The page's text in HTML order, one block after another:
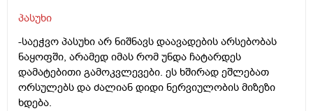
პასუხი
-საეჭვო პასუხი არ ნიშნავს დაავადების არსებობას
ნაყოფში, არამედ იმას რომ უნდა ჩატარდეს
დამატებითი გამოკვლევები. ეს ხშირად ეშლებათ
ორსულებს და ძალიან დიდი ნერვიულობის მიზეზი
ხდება.